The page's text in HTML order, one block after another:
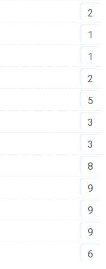
2
1
1
2
5
3
3
8
9
9
9
6